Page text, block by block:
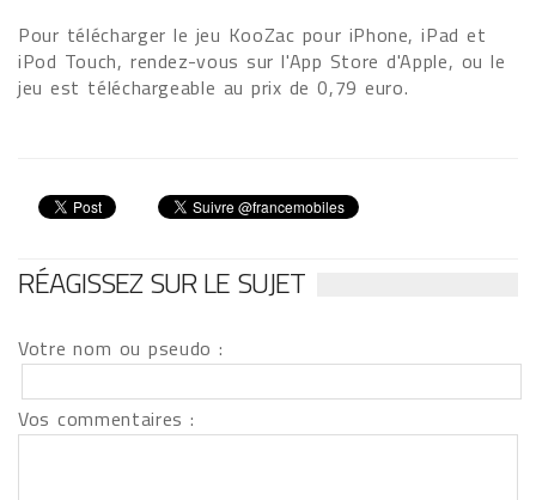
Pour télécharger le jeu KooZac pour iPhone, iPad et
iPod Touch, rendez-vous sur l'App Store d'Apple, ou le
jeu est téléchargeable au prix de 0,79 euro.
RÉAGISSEZ SUR LE SUJET
Votre nom ou pseudo :
Vos commentaires :